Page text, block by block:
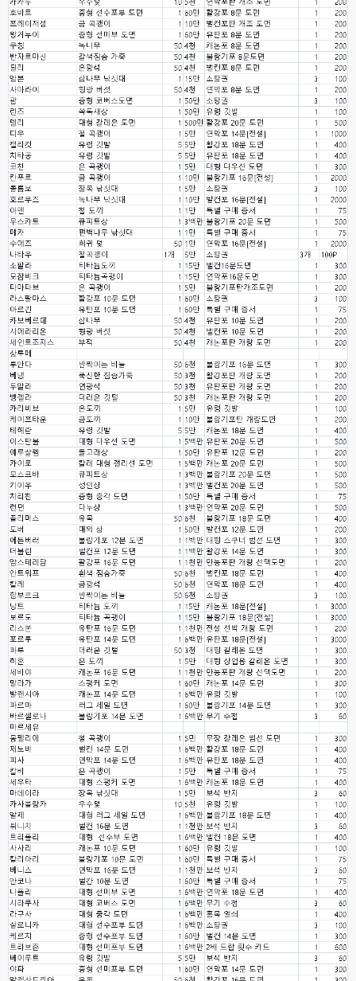
아 ~~~
esils 00:06
다른쪽에는 php8.4호스팅.
esils 00:07
라이믹스가 가볍긴한데 기능이라던지 좀 빠진부분도많고 안되는부분도많고
해서
고게임77 00:07
맞아요...
고게임77 00:07
안되는거 진짜 많아요...
esils 00:08
비슷은한데 또 불편한부분도 많더라구요
고게임77 00:08
xe도 그래도 계속 비공식 패치 간혹 올라오긴 하던데요 아직까지
esils 00:08
8버전쪽은 아에 지원을 안하니깐 .. 용량도 용량이고 ;;
esils
xe3 같은경우엔 또 xe1하고 틀려서 적응안되서 갔다버린 하핫 ;;
고게임77 00:10
ㅋㅋㅋ 다 똑같은거같네여. 저도 xe3 가따가 하루만에 다시왔었는데
esils 00:11
그러다가 xe1 8버전으로 만들다가
esils 00:11
문뜩 라이믹스가있는데 내가왜 뻘짓중이지 하면서 집어치운 ..;
고게임77 00:12
예전에 xe다운 홈페이지에 php8 버전 공유 하신분은 아니시죠 ㅎㅎㅎ?
고게임77 00:12
8버전 공유하시는 분이 계셨는데
esils 00:12
전 아녀요
고게임77 00:13
솔찍히 아직도 라이믹스보다 xe가 정이 더가긴합니다 ㅠ
esils 00:13
솔직히 적응이 xe1이다보니깐 라이믹스는 비슷하면서 틀리니 적응이 안되요
ㅋ
esils 00:14
그렇다고 코어랑 모듈 전부 마개조해버릴려니 난중 또 공식버전 올라오면 답
없을꺼같아서 ;;
esils 00:15
이제 정상동작이겟지 !
고게임77 00:15
오 정상 이네요!
비회원 00:16
ㅇ
esils 00:16
채팅치믄 바로 반영 정상 ㅋ